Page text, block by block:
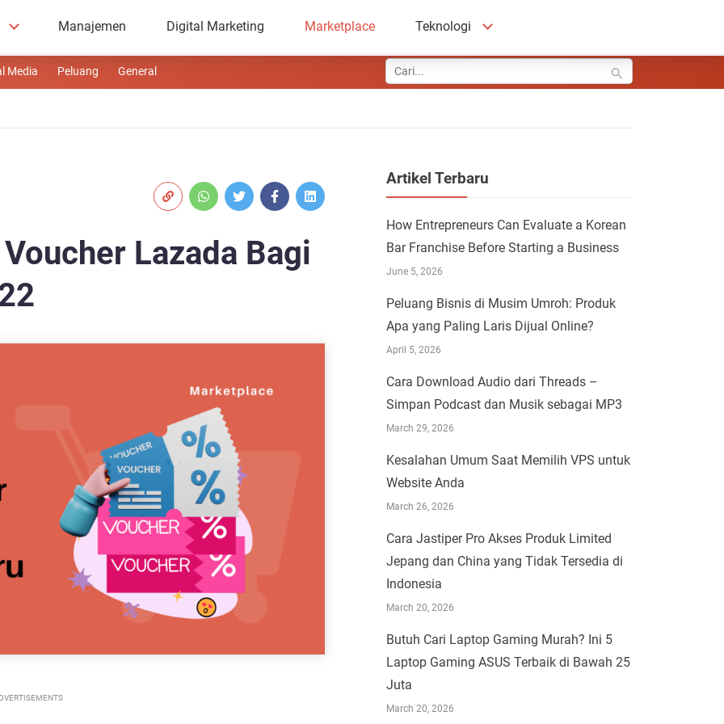
Manajemen Digital Marketing Marketplace Teknologi
Media Peluang General
Lazada Bagi
Artikel Terbaru
How Entrepreneurs Can Evaluate a Korean
Bar Franchise Before Starting a Business
June 5, 2026
Peluang Bisnis di Musim Umroh: Produk
Apa yang Paling Laris Dijual Online?
April 5, 2026
Cara Download Audio dari Threads –
Simpan Podcast dan Musik sebagai MP3
March 29, 2026
Kesalahan Umum Saat Memilih VPS untuk
Website Anda
March 26, 2026
Cara Jastiper Pro Akses Produk Limited
Jepang dan China yang Tidak Tersedia di
Indonesia
March 20, 2026
Butuh Cari Laptop Gaming Murah? Ini 5
Laptop Gaming ASUS Terbaik di Bawah 25
Juta
March 20, 2026